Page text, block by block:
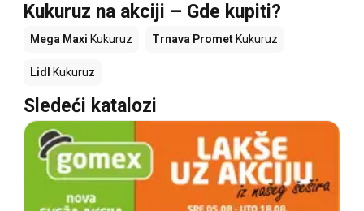
Kukuruz na akciji – Gde kupiti?
Mega Maxi Kukuruz Trnava Promet Kukuruz
Lidl Kukuruz
Sledeći katalozi